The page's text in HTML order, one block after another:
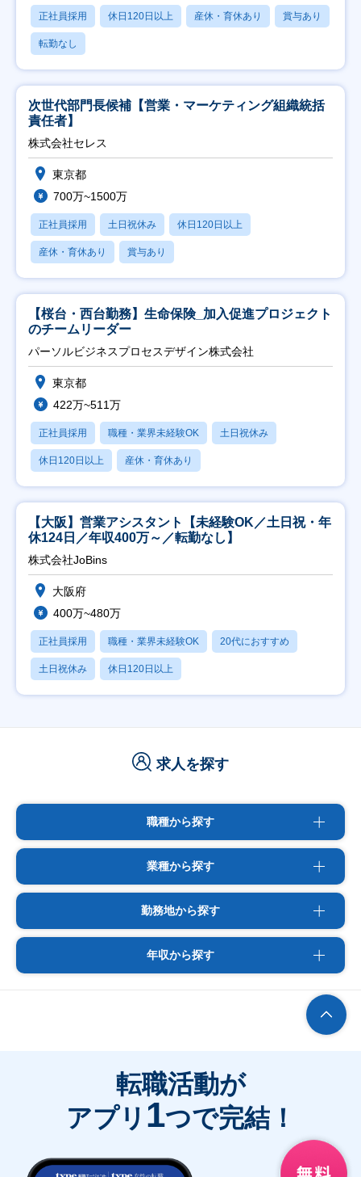
正社員採用 休日120日以上 産休・育休あり 賞与あり
転勤なし
次世代部門長候補【営業・マーケティング組織統括
責任者】
株式会社セレス
東京都
700万~1500万
正社員採用 土日祝休み 休日120日以上
産休・育休あり 賞与あり
【桜台・西台勤務】生命保険_加入促進プロジェクト
のチームリーダー
パーソルビジネスプロセスデザイン株式会社
東京都
422万~511万
正社員採用 職種・業界未経験OK 土日祝休み
休日120日以上 産休・育休あり
【大阪】営業アシスタント【未経験OK／土日祝・年
休124日／年収400万～／転勤なし】
株式会社JoBins
大阪府
400万~480万
正社員採用 職種・業界未経験OK 20代におすすめ
土日祝休み 休日120日以上
求人を探す
職種から探す
業種から探す
勤務地から探す
年収から探す
転職活動が
アプリ 1つで完結！